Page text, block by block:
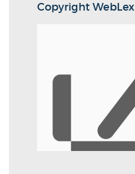
Copyright WebLex